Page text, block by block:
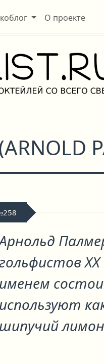
О проекте
ARNOLD
именем
используют
шипучий